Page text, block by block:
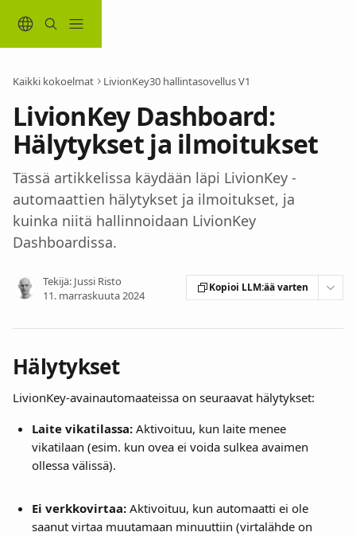
Kaikki kokoelmat LivionKey30 hallintasovellus V1
LivionKey Dashboard:
Hälytykset ja ilmoitukset
Tässä artikkelissa käydään läpi LivionKey -
automaattien hälytykset ja ilmoitukset, ja
kuinka niitä hallinnoidaan LivionKey
Dashboardissa.
Tekijä: Jussi Risto
11. marraskuuta 2024
Kopioi LLM:ää varten
Hälytykset
LivionKey-avainautomaateissa on seuraavat hälytykset:
Laite vikatilassa: Aktivoituu, kun laite menee
vikatilaan (esim. kun ovea ei voida sulkea avaimen
ollessa välissä).
Ei verkkovirtaa: Aktivoituu, kun automaatti ei ole
saanut virtaa muutamaan minuuttiin (virtalähde on